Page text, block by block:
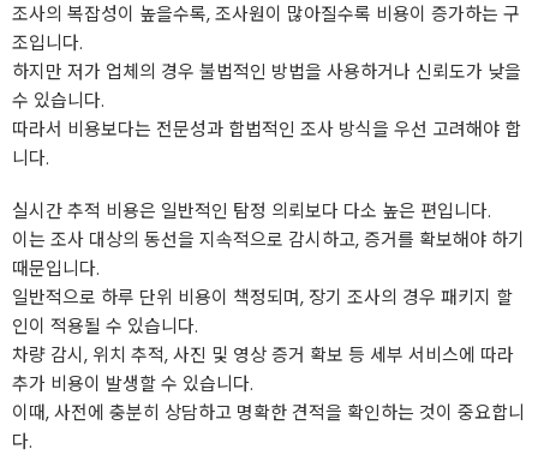
조사의 복잡성이 높을수록, 조사원이 많아질수록 비용이 증가하는 구
조입니다.
하지만 저가 업체의 경우 불법적인 방법을 사용하거나 신뢰도가 낮을
수 있습니다.
따라서 비용보다는 전문성과 합법적인 조사 방식을 우선 고려해야 합
니다.
실시간 추적 비용은 일반적인 탐정 의뢰보다 다소 높은 편입니다.
이는 조사 대상의 동선을 지속적으로 감시하고, 증거를 확보해야 하기
때문입니다.
일반적으로 하루 단위 비용이 책정되며, 장기 조사의 경우 패키지 할
인이 적용될 수 있습니다.
차량 감시, 위치 추적, 사진 및 영상 증거 확보 등 세부 서비스에 따라
추가 비용이 발생할 수 있습니다.
이때, 사전에 충분히 상담하고 명확한 견적을 확인하는 것이 중요합니
다.